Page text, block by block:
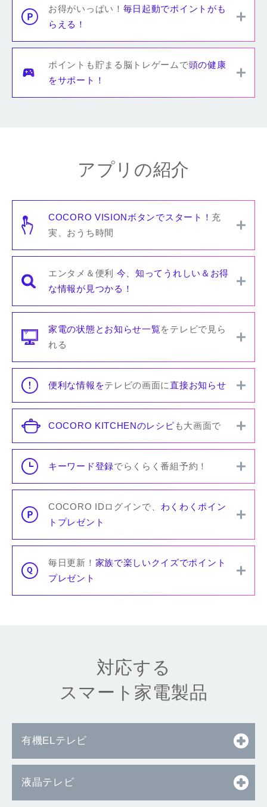
お得がいっぱい！ 毎日起動でポイントがも
らえる！
ポイントも貯まる脳トレゲームで頭の健康
をサポート！
アプリの紹介
COCORO VISIONボタンでスタート！ 充
実、おうち時間
エンタメ＆便利 今、知ってうれしい＆お得
な情報が見つかる！
家電の状態とお知らせ一覧をテレビで見ら
れる
便利な情報をテレビの画面に直接お知らせ
COCORO KITCHENのレシピ も大画面で
キーワード登録でらくらく番組予約！
COCORO IDログインで、 わくわくポイン
トプレゼント
毎日更新！ 家族で楽しいクイズでポイント
プレゼント
対応する
スマート家電製品
有機ELテレビ
液晶テレビ